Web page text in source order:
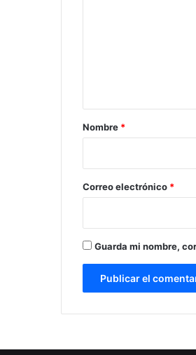
r
*
Nombre *
Correo electrónico *
Guarda mi nombre,